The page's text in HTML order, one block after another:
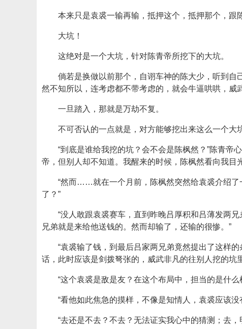
本来只是袁裘一输再输，抵押这个，抵押那个，跟
大坑！
这绝对是一个大坑，针对陈青帝所挖下的大坑。
倘若是换做以前那个，自诩车神的陈大少，听到
然不知所以，连考虑都不带考虑的，就会牛逼哄哄，威
一旦踏入，那就是万劫不复。
不可否认的一点就是，对方能够挖出来这么一个大
“到底是谁给我挖的坑？会不会是陈枫然？”陈青帝
帝，但别人却不知道。我醒来的时候，陈枫然看向我目
“然而……就在一个月前，陈枫然突然给袁裘介绍了
了？”
“没人敢跟袁裘赛车，直到昨晚吕厚积和吕薄发两
兄弟就是来给他送钱的。然而却输了，还输的很惨。”
“袁裘输了钱，到最后吕家两兄弟竟然提出了这样
话，此时应该是剑拨弩张的，威武非凡的往别人挖的坑
“这个袁裘是敌是友？在这个布局中，担当的是什
“看他如此焦急的摸样，不像是知情人，袁裘应该
“去还是不去？不去？无法证实我心中的猜测；去